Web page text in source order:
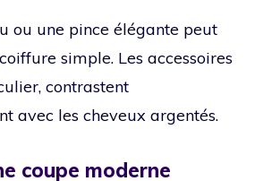
ou une pince élégante peut
simple. Les accessoires
contrastent
avec les cheveux argentés.
coupe moderne